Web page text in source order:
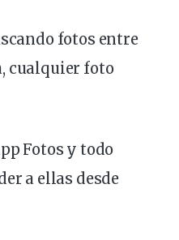
fotos entre
cualquier foto
Fotos y todo
a ellas desde